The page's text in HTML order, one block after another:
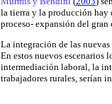
la tierra y la producción hay
proceso- expansión del
La integración de las
En estos nuevos escenarios
intermediación laboral, la
trabajadores rurales, serían